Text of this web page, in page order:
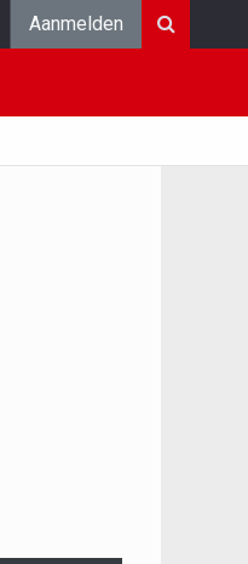
Aanmelden